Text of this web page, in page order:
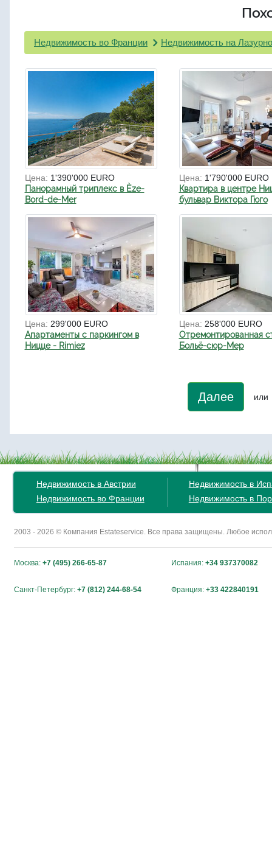
Недвижимость во Франции Недвижимость на
Цена: 1'390'000 EURO
Панорамный триплекс в Èze-
Bord-de-Mer
Цена: 1'790'000 EURO
Квартира в центре
бульвар Виктора Гюго
Цена: 299'000 EURO
Апартаменты с паркингом в
Ницце - Rimiez
Цена: 258'000 EURO
Отремонтированная
Больё-сюр-Мер
Далее или
Недвижимость в Австрии
Недвижимость во Франции
Недвижимость в
Недвижимость в
2003 - 2026 © Компания Estateservice. Все права защищены. Любое
Москва: +7 (495) 266-65-87 Испания: +34 937370082
Санкт-Петербург: +7 (812) 244-68-54 Франция: +33 422840191